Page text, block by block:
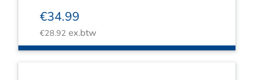
€34.99
€28.92 ex.btw